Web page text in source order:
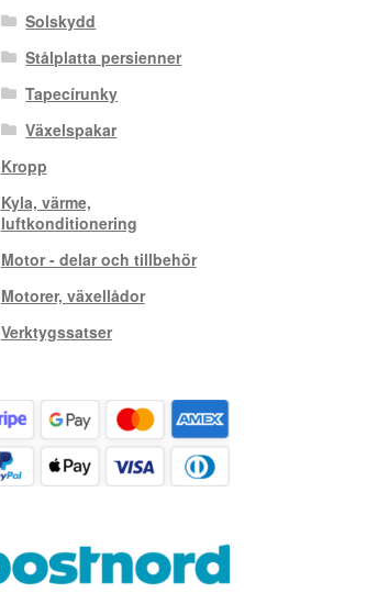
Solskydd
Stålplatta persienner
Tapecírunky
Växelspakar
Kropp
Kyla, värme,
luftkonditionering
Motor - delar och tillbehör
Motorer, växellådor
Verktygssatser